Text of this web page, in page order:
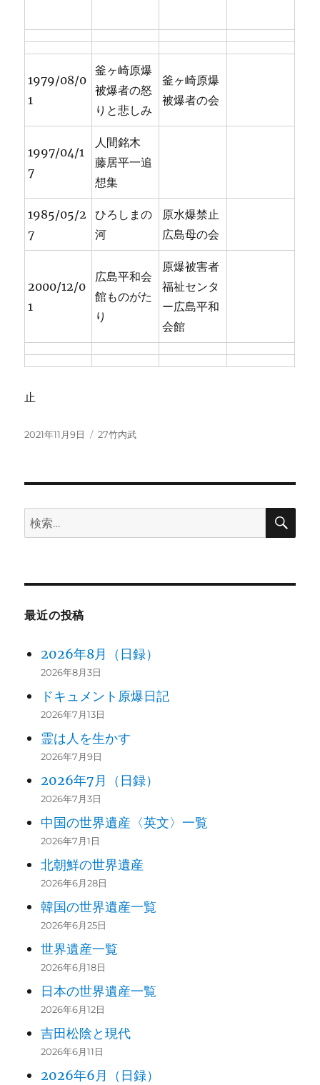
1979/08/0
1
釜ヶ崎原爆
被爆者の怒
りと悲しみ
釜ヶ崎原爆
被爆者の会
1997/04/1
7
人間銘木
藤居平一追
想集
1985/05/2
7
ひろしまの
河
原水爆禁止
広島母の会
2000/12/0
1
広島平和会
館ものがた
り
原爆被害者
福祉センタ
ー広島平和
会館
止
投
2021年11月9日
カ
27竹内武
検
索:
検
最近の投稿
2026年8月（日録）
2026年8月3日
ドキュメント原爆日記
2026年7月13日
霊は人を生かす
2026年7月9日
2026年7月（日録）
2026年7月3日
中国の世界遺産〈英文〉一覧
2026年7月1日
北朝鮮の世界遺産
2026年6月28日
韓国の世界遺産一覧
2026年6月25日
世界遺産一覧
2026年6月18日
日本の世界遺産一覧
2026年6月12日
吉田松陰と現代
2026年6月11日
2026年6月（日録）